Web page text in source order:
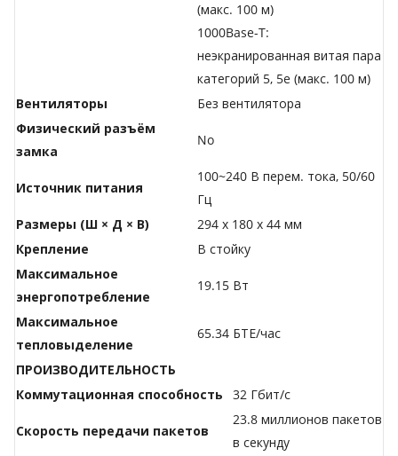
(макс. 100 м)
1000Base-T:
неэкранированная витая пара
категорий 5, 5e (макс. 100 м)
Вентиляторы
Без вентилятора
Физический разъём
замка
No
Источник питания
100~240 В перем. тока, 50/60
Гц
Размеры (Ш × Д × В)
294 х 180 х 44 мм
Крепление
В стойку
Максимальное
энергопотребление
19.15 Вт
Максимальное
тепловыделение
65.34 БТЕ/час
ПРОИЗВОДИТЕЛЬНОСТЬ
Коммутационная способность
32 Гбит/с
Скорость передачи пакетов
23.8 миллионов пакетов
в секунду